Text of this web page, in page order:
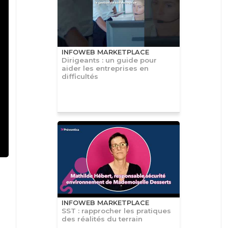
INFOWEB MARKETPLACE
Dirigeants : un guide pour
aider les entreprises en
difficultés
INFOWEB MARKETPLACE
SST : rapprocher les pratiques
des réalités du terrain